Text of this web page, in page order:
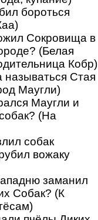
бороться
Сокровища в
(Белая
Кобр)
называться Стая
Маугли)
Маугли и
(На
собак
вожаку
заманил
Собак? (К